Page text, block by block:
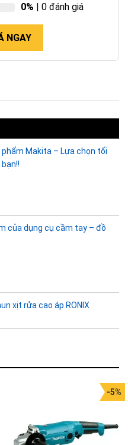
0% | 0 đánh giá
NGAY
phẩm Makita – Lựa chọn tối
của dụng cụ cầm tay – đồ
xịt rửa cao áp RONIX
-5%